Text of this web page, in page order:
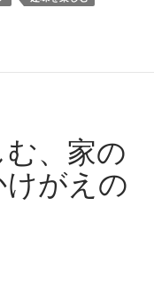
、家の
がえの